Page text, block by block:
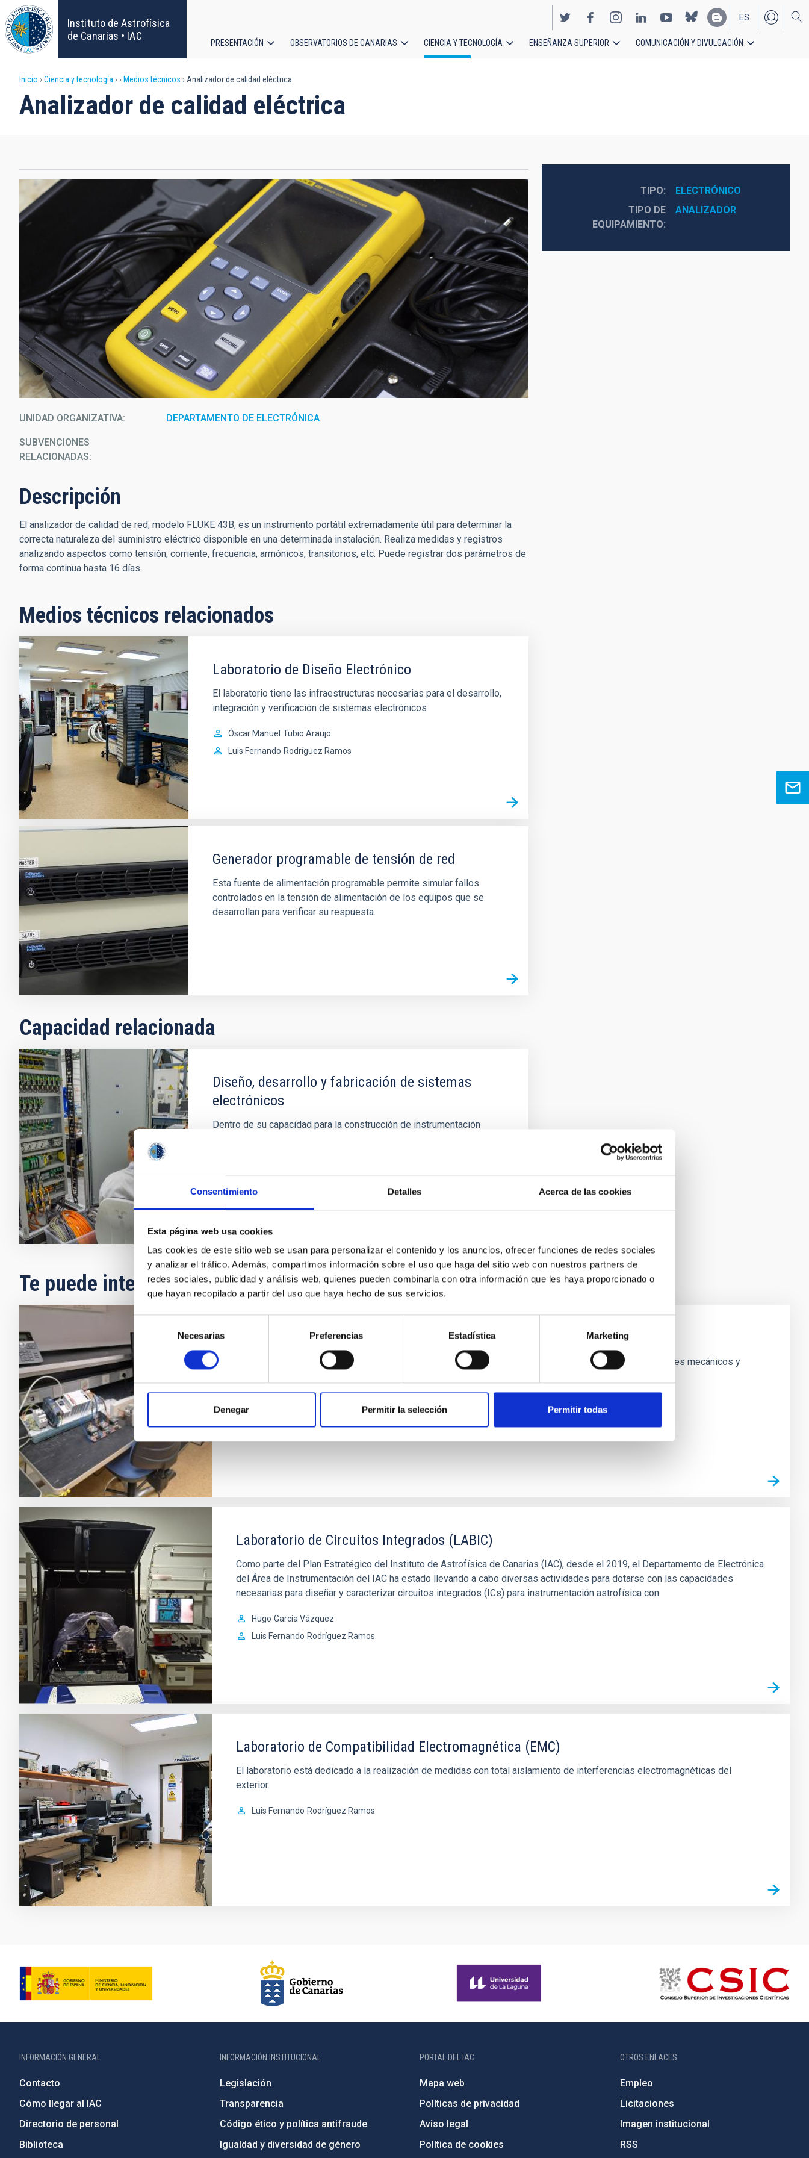
Consentimiento Detalles Acerca de las cookies
Esta página web usa cookies
Las cookies de este sitio web se usan para personalizar el contenido y los anuncios, ofrecer funciones de redes sociales
y analizar el tráfico. Además, compartimos información sobre el uso que haga del sitio web con nuestros partners de
redes sociales, publicidad y análisis web, quienes pueden combinarla con otra información que les haya proporcionado o
que hayan recopilado a partir del uso que haya hecho de sus servicios.
de
consentimiento
Necesarias Preferencias Estadística Marketing
Denegar Permitir la selección Permitir todas
Pasar
al
contenido
principal
Instituto de Astrofísica
de Canarias • IAC
EN
ES
principal
PRESENTACIÓN OBSERVATORIOS DE CANARIAS CIENCIA Y TECNOLOGÍA ENSEÑANZA SUPERIOR COMUNICACIÓN Y DIVULGACIÓN
Sobrescribir
enlaces
ayuda
a
la
navegación
Inicio Ciencia y tecnología Medios técnicos Analizador de calidad eléctrica
Analizador de calidad eléctrica
UNIDAD ORGANIZATIVA DEPARTAMENTO DE ELECTRÓNICA
SUBVENCIONES
RELACIONADAS:
Descripción
El analizador de calidad de red, modelo FLUKE 43B, es un instrumento portátil extremadamente útil para determinar la
correcta naturaleza del suministro eléctrico disponible en una determinada instalación. Realiza medidas y registros
analizando aspectos como tensión, corriente, frecuencia, armónicos, transitorios, etc. Puede registrar dos parámetros de
forma continua hasta 16 días.
Medios técnicos relacionados
Laboratorio de Diseño Electrónico
El laboratorio tiene las infraestructuras necesarias para el desarrollo,
integración y verificación de sistemas electrónicos
Óscar Manuel Tubio Araujo
Luis Fernando Rodríguez Ramos
Generador programable de tensión de red
Esta fuente de alimentación programable permite simular fallos
controlados en la tensión de alimentación de los equipos que se
desarrollan para verificar su respuesta.
Capacidad relacionada
Diseño, desarrollo y fabricación de sistemas
electrónicos
Dentro de su capacidad para la construcción de instrumentación
TIPO
ELECTRÓNICO
TIPO DE
EQUIPAMIENTO
ANALIZADOR
Te puede interesar
Laboratorio de Mecatrónica
El laboratorio de Mecatrónica ofrece un espacio para crear y diseñar sistemas que combinan componentes mecánicos y
Laboratorio de Circuitos Integrados (LABIC)
Como parte del Plan Estratégico del Instituto de Astrofísica de Canarias (IAC), desde el 2019, el Departamento de Electrónica
del Área de Instrumentación del IAC ha estado llevando a cabo diversas actividades para dotarse con las capacidades
necesarias para diseñar y caracterizar circuitos integrados (ICs) para instrumentación astrofísica con
Hugo García Vázquez
Luis Fernando Rodríguez Ramos
Laboratorio de Compatibilidad Electromagnética (EMC)
El laboratorio está dedicado a la realización de medidas con total aislamiento de interferencias electromagnéticas del
exterior.
Luis Fernando Rodríguez Ramos
INFORMACIÓN GENERAL
Contacto
Cómo llegar al IAC
Directorio de personal
Biblioteca
INFORMACIÓN INSTITUCIONAL
Legislación
Transparencia
Código ético y política antifraude
Igualdad y diversidad de género
PORTAL DEL IAC
Mapa web
Políticas de privacidad
Aviso legal
Política de cookies
OTROS ENLACES
Empleo
Licitaciones
Imagen institucional
RSS